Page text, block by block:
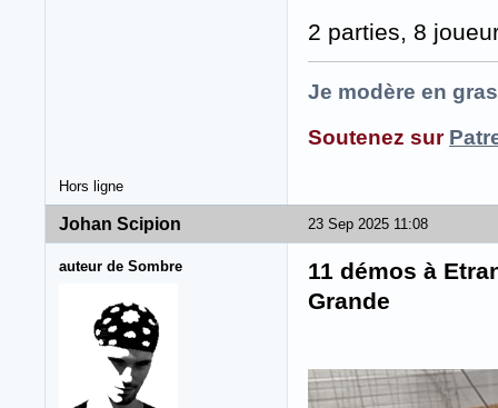
2 parties, 8
Je modère en
Soutenez sur
Hors ligne
23 Sep 2025 11:08
Johan Scipion
auteur de Sombre
11 démos à
Grande